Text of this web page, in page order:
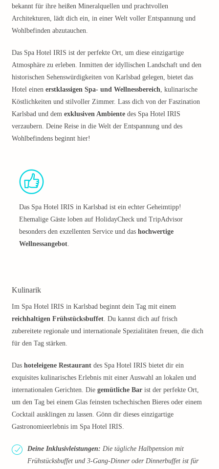
bekannt für ihre heißen Mineralquellen und prachtvollen
Architekturen, lädt dich ein, in einer Welt voller Entspannung und
Wohlbefinden abzutauchen.
Das Spa Hotel IRIS ist der perfekte Ort, um diese einzigartige
Atmosphäre zu erleben. Inmitten der idyllischen Landschaft und den
historischen Sehenswürdigkeiten von Karlsbad gelegen, bietet das
Hotel einen erstklassigen Spa- und Wellnessbereich, kulinarische
Köstlichkeiten und stilvoller Zimmer. Lass dich von der Faszination
Karlsbad und dem exklusiven Ambiente des Spa Hotel IRIS
verzaubern. Deine Reise in die Welt der Entspannung und des
Wohlbefindens beginnt hier!
Das Spa Hotel IRIS in Karlsbad ist ein echter Geheimtipp!
Ehemalige Gäste loben auf HolidayCheck und TripAdvisor
besonders den exzellenten Service und das hochwertige
Wellnessangebot.
Kulinarik
Im Spa Hotel IRIS in Karlsbad beginnt dein Tag mit einem
reichhaltigen Frühstücksbuffet. Du kannst dich auf frisch
zubereitete regionale und internationale Spezialitäten freuen, die dich
für den Tag stärken.
Das hoteleigene Restaurant des Spa Hotel IRIS bietet dir ein
exquisites kulinarisches Erlebnis mit einer Auswahl an lokalen und
internationalen Gerichten. Die gemütliche Bar ist der perfekte Ort,
um den Tag bei einem Glas feinsten tschechischen Bieres oder einem
Cocktail ausklingen zu lassen. Gönn dir dieses einzigartige
Gastronomieerlebnis im Spa Hotel IRIS.
Deine Inklusivleistungen: Die tägliche Halbpension mit
Frühstücksbuffet und 3-Gang-Dinner oder Dinnerbuffet ist für